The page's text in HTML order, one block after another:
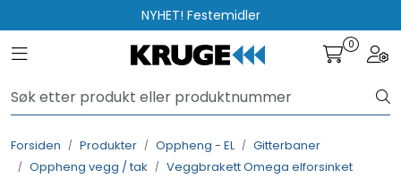
Skip to main contentNYHET! Festemidler
Toggle navigation 0
Forsiden Produkter Oppheng - EL
Gitterbaner
Oppheng vegg / tak
Veggbrakett Omega elforsinket
Rådgivning